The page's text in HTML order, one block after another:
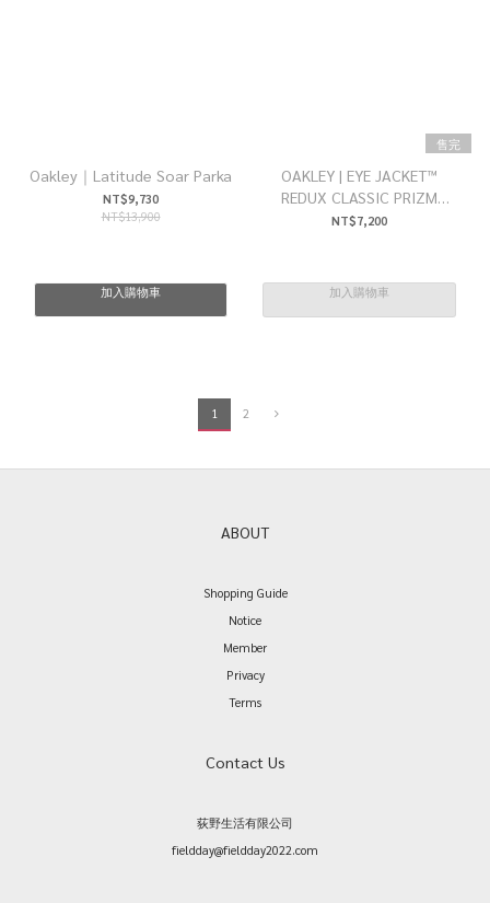
Oakley｜Latitude Soar Parka
NT$9,730
NT$13,900
加入購物車
售完
OAKLEY | EYE JACKET™
REDUX CLASSIC PRIZM
"MATTE OLIVE"
NT$7,200
加入購物車
1 2
ABOUT
Shopping Guide
Notice
Member
Privacy
Terms
Contact Us
荻野生活有限公司
fieldday@fieldday2022.com